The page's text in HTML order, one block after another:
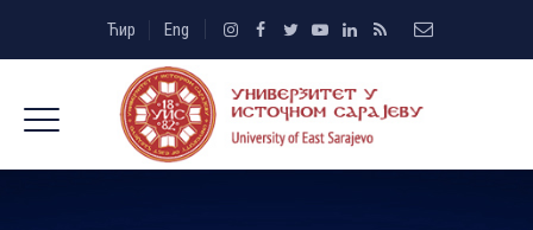
Ћир Eng